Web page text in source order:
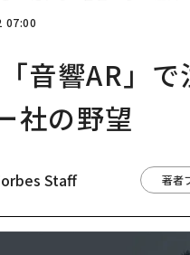
07:00
音響AR」
社の野望
Staff 著者